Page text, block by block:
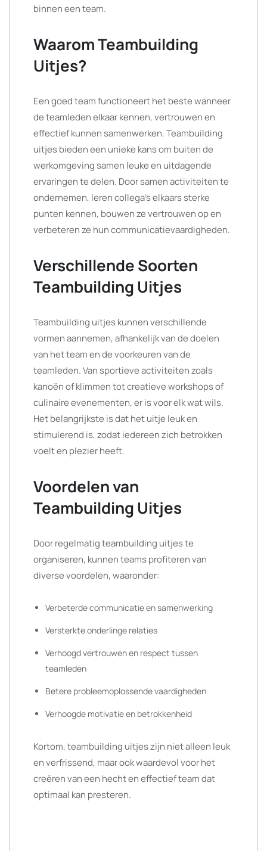
binnen een team.
Waarom Teambuilding
Uitjes?
Een goed team functioneert het beste wanneer
de teamleden elkaar kennen, vertrouwen en
effectief kunnen samenwerken. Teambuilding
uitjes bieden een unieke kans om buiten de
werkomgeving samen leuke en uitdagende
ervaringen te delen. Door samen activiteiten te
ondernemen, leren collega’s elkaars sterke
punten kennen, bouwen ze vertrouwen op en
verbeteren ze hun communicatievaardigheden.
Verschillende Soorten
Teambuilding Uitjes
Teambuilding uitjes kunnen verschillende
vormen aannemen, afhankelijk van de doelen
van het team en de voorkeuren van de
teamleden. Van sportieve activiteiten zoals
kanoën of klimmen tot creatieve workshops of
culinaire evenementen, er is voor elk wat wils.
Het belangrijkste is dat het uitje leuk en
stimulerend is, zodat iedereen zich betrokken
voelt en plezier heeft.
Voordelen van
Teambuilding Uitjes
Door regelmatig teambuilding uitjes te
organiseren, kunnen teams profiteren van
diverse voordelen, waaronder:
Verbeterde communicatie en samenwerking
Versterkte onderlinge relaties
Verhoogd vertrouwen en respect tussen
teamleden
Betere probleemoplossende vaardigheden
Verhoogde motivatie en betrokkenheid
Kortom, teambuilding uitjes zijn niet alleen leuk
en verfrissend, maar ook waardevol voor het
creëren van een hecht en effectief team dat
optimaal kan presteren.